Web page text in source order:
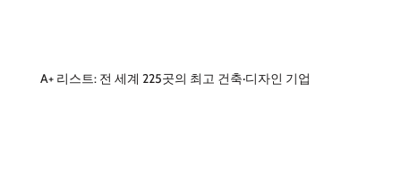
A+ 리스트: 전 세계 225곳의 최고 건축·디자인 기업